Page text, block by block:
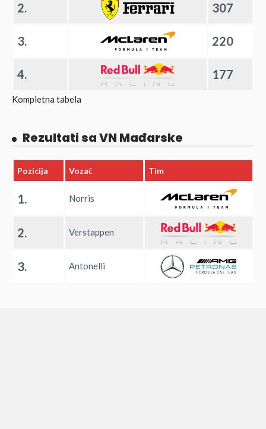
2. 307
3. 220
4. 177
Kompletna tabela
Rezultati sa VN Mađarske
Pozicija Vozač Tim
1. Norris
2. Verstappen
3. Antonelli